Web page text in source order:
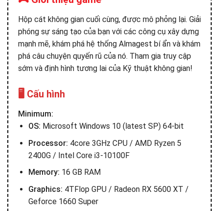
Hộp cát không gian cuối cùng, được mô phỏng lại. Giải
phóng sự sáng tạo của bạn với các công cụ xây dựng
mạnh mẽ, khám phá hệ thống Almagest bí ẩn và khám
phá câu chuyện quyến rũ của nó. Tham gia truy cập
sớm và định hình tương lai của Kỹ thuật không gian!
🖥️ Cấu hình
Minimum:
OS: Microsoft Windows 10 (latest SP) 64-bit
Processor: 4core 3GHz CPU / AMD Ryzen 5
2400G / Intel Core i3-10100F
Memory: 16 GB RAM
Graphics: 4TFlop GPU / Radeon RX 5600 XT /
Geforce 1660 Super